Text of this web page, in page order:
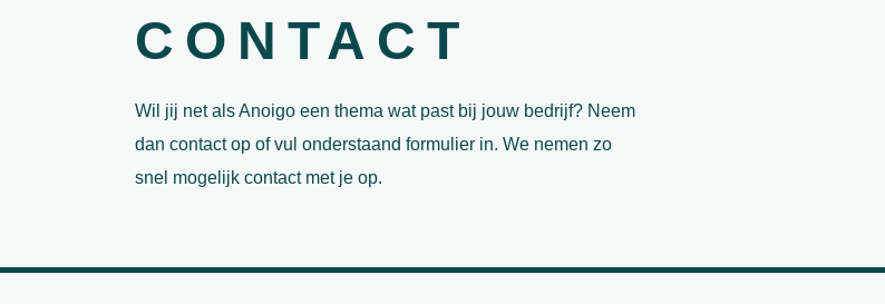
CONTACT
Wil jij net als Anoigo een thema wat past bij jouw bedrijf? Neem
dan contact op of vul onderstaand formulier in. We nemen zo
snel mogelijk contact met je op.